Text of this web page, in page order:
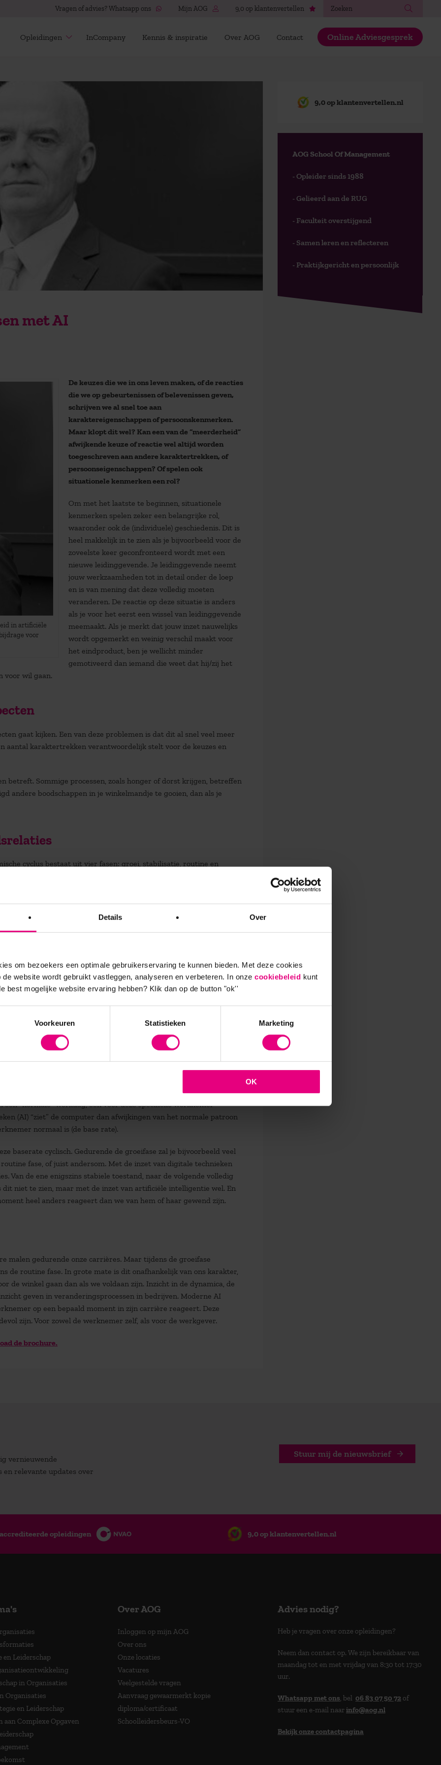
Details Over
om bezoekers een optimale gebruikerservaring te kunnen bieden. Met deze cookies
de website wordt gebruikt vastleggen, analyseren en verbeteren. In onze cookiebeleid kunt
best mogelijke website ervaring hebben? Klik dan op de button "ok''
Voorkeuren Statistieken Marketing
OK
Vragen of advies? Whatsapp ons Mijn AOG 9,0 op klantenvertellen
Opleidingen InCompany Kennis & inspiratie Over AOG Contact Online Adviesgesprek
met AI
in artificiële
voor
De keuzes die we in ons leven maken, of de reacties
die we op gebeurtenissen of belevenissen geven,
schrijven we al snel toe aan
karaktereigenschappen of persoonskenmerken.
Maar klopt dit wel? Kan een van de “meerderheid”
afwijkende keuze of reactie wel altijd worden
toegeschreven aan andere karaktertrekken, of
persoonseigenschappen? Of spelen ook
situationele kenmerken een rol?
Om met het laatste te beginnen, situationele
kenmerken spelen zeker een belangrijke rol,
waaronder ook de (individuele) geschiedenis. Dit is
heel makkelijk in te zien als je bijvoorbeeld voor de
zoveelste keer geconfronteerd wordt met een
nieuwe leidinggevende. Je leidinggevende neemt
jouw werkzaamheden tot in detail onder de loep
en is van mening dat deze volledig moeten
veranderen. De reactie op deze situatie is anders
als je voor het eerst een wissel van leidinggevende
meemaakt. Als je merkt dat jouw inzet nauwelijks
wordt opgemerkt en weinig verschil maakt voor
het eindproduct, ben je wellicht minder
gemotiveerd dan iemand die weet dat hij/zij het
voor wil gaan.
gaat kijken. Een van deze problemen is dat dit al snel veel meer
aantal karaktertrekken verantwoordelijk stelt voor de keuzes en
betreft. Sommige processen, zoals honger of dorst krijgen, betreffen
andere boodschappen in je winkelmandje te gooien, dan als je
cyclus bestaat uit vier fasen: groei, stabilisatie, routine en
zichzelf aan het aanpassen) om de verwachte
(structuren en competenties) worden zo gevormd en/of
al gedeeltelijk “vanzelf” gaat, maar er toch nog regelmatig
werk op routine, op de automatische piloot en speelt de
bijvoorbeeld buiten het werk. Er ontstaat evenwicht, waarin
bereikt. Het probleem is echter dat niets stabiel is. Door een
worden vereist, veranderen de routines en omdat die “ingesleten”
op. Als er eerder nooit overgewerkt werd en dat nu ineens wel
moment van transformatie (fase 4): of aanpassen en opnieuw
en daarmee ook opnieuw in groei moeten komen).
digitale techniek van pas. Via bijvoorbeeld sensoren in de bureau
een dag rustig op zijn/haar plek blijft, of juist onrustig
wordt hierdoor goed duidelijk. Dit vraagt om hele grote
een “normale” werkdag, een voor deze specifieke werknemer
(AI) “ziet” de computer dan afwijkingen van het normale patroon
normaal is (de base rate).
baserate cyclisch. Gedurende de groeifase zal je bijvoorbeeld veel
fase, of juist andersom. Met de inzet van digitale technieken
Van de ene enigszins stabiele toestand, naar de volgende volledig
niet te zien, maar met de inzet van artificiële intelligentie wel. En
heel anders reageert dan we van hem of haar gewend zijn.
malen gedurende onze carrières. Maar tijdens de groeifase
de routine fase. In grote mate is dit onafhankelijk van ons karakter,
de winkel gaan dan als we voldaan zijn. Inzicht in de dynamica, de
geven in veranderingsprocessen in bedrijven. Moderne AI
op een bepaald moment in zijn carrière reageert. Deze
zijn. Voor zowel de werknemer zelf, als voor de werkgever.
de brochure.
9,0 op klantenvertellen.nl
AOG School Of Management
- Opleider sinds 1988
- Gelieerd aan de RUG
- Faculteit overstijgend
- Samen leren en reflecteren
- Praktijkgericht en persoonlijk
vernieuwende
en relevante updates over
Stuur mij de nieuwsbrief
opleidingen 9,0 op klantenvertellen.nl
en Leiderschap
in Organisaties
Organisaties
en Leiderschap
aan Complexe Opgaven
Over AOG
Inloggen op mijn AOG
Over ons
Onze locaties
Vacatures
Veelgestelde vragen
Aanvraag gewaarmerkt kopie
diploma/certificaat
Schoolleidersbeurs-VO
Advies nodig?
Heb je vragen over onze opleidingen?
Neem dan contact op. We zijn bereikbaar van
maandag tot en met vrijdag van 8:30 tot 17:30
uur.
Whatsapp met ons, bel 06 83 07 50 72 of
stuur een e-mail naarinfo@aog.nl
Bekijk onze contactpagina